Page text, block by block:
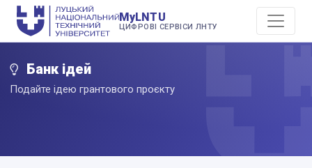
MyLNTU
ЦИФРОВІ СЕРВІСИ ЛНТУ
Банк ідей
Подайте ідею грантового проєкту